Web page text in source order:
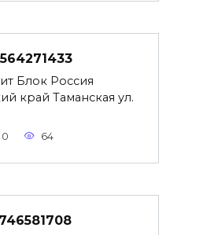
Блок Россия
край Таманская ул.
0 64